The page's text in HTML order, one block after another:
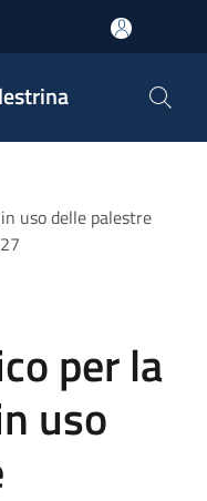
uso delle palestre
per la
uso